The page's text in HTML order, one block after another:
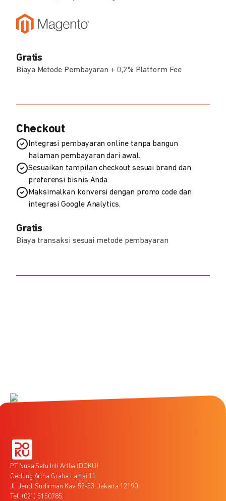
Gratis
Biaya Metode Pembayaran + 0,2% Platform Fee
Checkout
Integrasi pembayaran online tanpa bangun
halaman pembayaran dari awal.
Sesuaikan tampilan checkout sesuai brand dan
preferensi bisnis Anda.
Maksimalkan konversi dengan promo code dan
integrasi Google Analytics.
Gratis
Biaya transaksi sesuai metode pembayaran
PT Nusa Satu Inti Artha (DOKU)
Gedung Artha Graha Lantai 11
Jl. Jend. Sudirman Kav. 52-53, Jakarta 12190
Tel. (021) 5150785,